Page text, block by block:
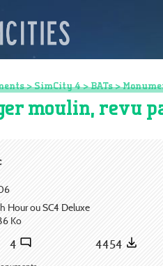
>SimCity 4>BATs>
moulin, revu
Hour ou SC4 Deluxe
Ko
4 4454